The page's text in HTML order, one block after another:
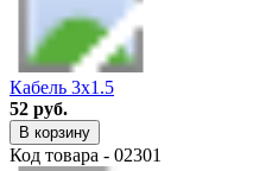
Кабель 3х1.5
52 руб.
В корзину
Код товара - 02301